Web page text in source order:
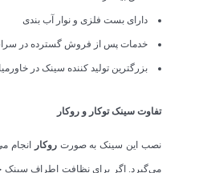
دارای بست فلزی و نوار آب بندی
خدمات پس از فروش گسترده در
بزرگترین تولید کننده سینک در
تفاوت سینک توکار و روکار
نصب این سینک به صورتروکار انجام
می‌گیرد. اگر برای نظافت اطراف سینک